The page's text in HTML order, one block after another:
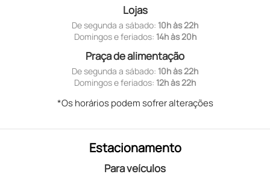
Lojas
De segunda a sábado: 10h às 22h
Domingos e feriados: 14h às 20h
Praça de alimentação
De segunda a sábado: 10h às 22h
Domingos e feriados: 12h às 22h
*Os horários podem sofrer alterações
Estacionamento
Para veículos